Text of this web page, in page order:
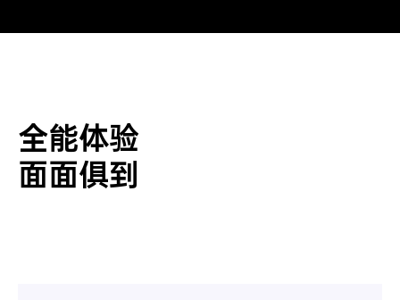
全能体验
面面俱到